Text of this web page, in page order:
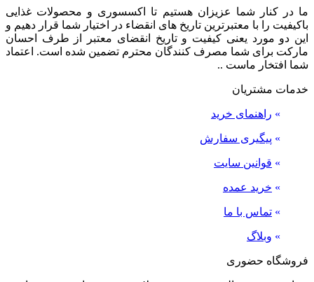
ما در کنار شما عزیزان هستیم تا اکسسوری و محصولات غذایی
باکیفیت را با معتبرترین تاریخ های انقضاء در اختیار شما قرار دهیم و
این دو مورد یعنی کیفیت و تاریخ انقضای معتبر از طرف احسان
مارکت برای شما مصرف کنندگان محترم تضمین شده است. اعتماد
شما افتخار ماست ..
خدمات مشتریان
» راهنمای خرید
» پیگیری سفارش
» قوانین سایت
» خرید عمده
» تماس با ما
» وبلاگ
فروشگاه حضوری